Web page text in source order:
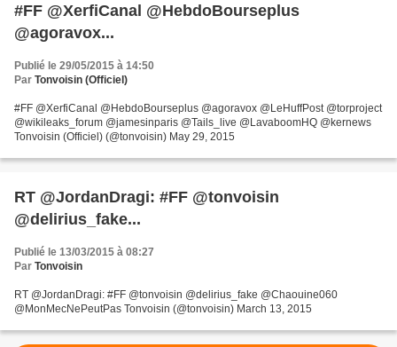
#FF @XerfiCanal @HebdoBourseplus
@agoravox...
Publié le 29/05/2015 à 14:50
Par Tonvoisin (Officiel)
#FF @XerfiCanal @HebdoBourseplus @agoravox @LeHuffPost @torproject
@wikileaks_forum @jamesinparis @Tails_live @LavaboomHQ @kernews
Tonvoisin (Officiel) (@tonvoisin) May 29, 2015
RT @JordanDragi: #FF @tonvoisin
@delirius_fake...
Publié le 13/03/2015 à 08:27
Par Tonvoisin
RT @JordanDragi: #FF @tonvoisin @delirius_fake @Chaouine060
@MonMecNePeutPas Tonvoisin (@tonvoisin) March 13, 2015